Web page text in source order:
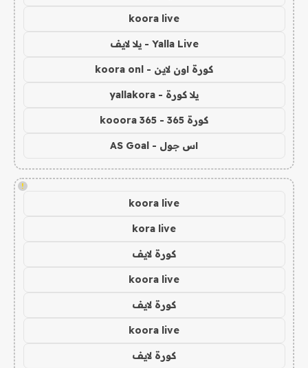
koora live
Yalla Live - يلا لايف
كورة اون لاين - koora onl
يلا كورة - yallakora
كورة 365 - kooora 365
اس جول - AS Goal
!
koora live
kora live
كورة لايف
koora live
كورة لايف
koora live
كورة لايف